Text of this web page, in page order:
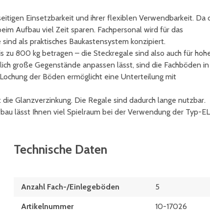
Einsetzbarkeit und ihrer flexiblen Verwendbarkeit. Da
Aufbau viel Zeit sparen. Fachpersonal wird für das
als praktisches Baukastensystem konzipiert.
zu 800 kg betragen – die Steckregale sind also auch für
große Gegenstände anpassen lässt, sind die Fachböden in
der Böden ermöglicht eine Unterteilung mit
Glanzverzinkung. Die Regale sind dadurch lange nutzbar.
lässt Ihnen viel Spielraum bei der Verwendung der Typ-
Technische Daten
Anzahl Fach-/Einlegeböden 5
Artikelnummer 10-17026